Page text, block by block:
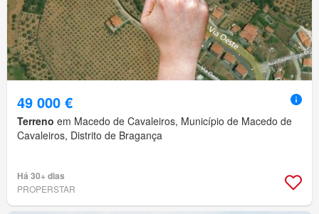
49 000 €
Terreno em Macedo de Cavaleiros, Município de Macedo de
Cavaleiros, Distrito de Bragança
Há 30+ dias
PROPERSTAR